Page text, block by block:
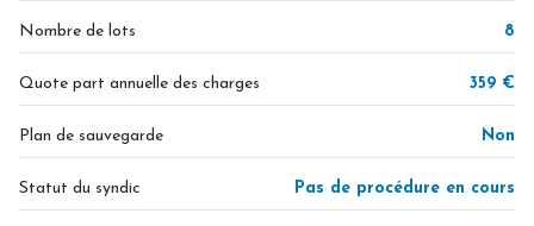
Nombre de lots 8
Quote part annuelle des charges 359 €
Plan de sauvegarde Non
Statut du syndic Pas de procédure en cours